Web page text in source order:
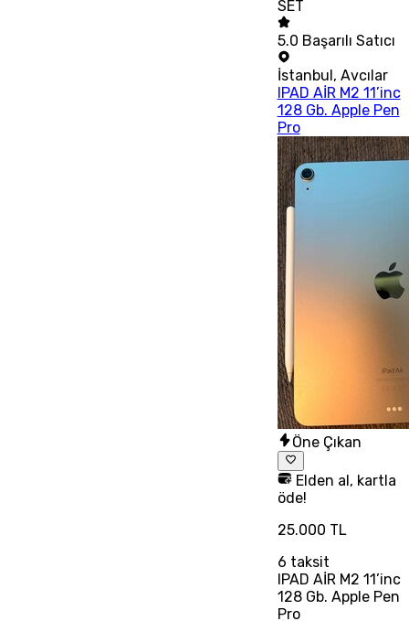
SET
5.0 Başarılı Satıcı
İstanbul, Avcılar
IPAD AİR M2 11’inc
128 Gb. Apple Pen
Pro
Öne Çıkan
Elden al, kartla
öde!
25.000 TL
6 taksit
IPAD AİR M2 11’inc
128 Gb. Apple Pen
Pro